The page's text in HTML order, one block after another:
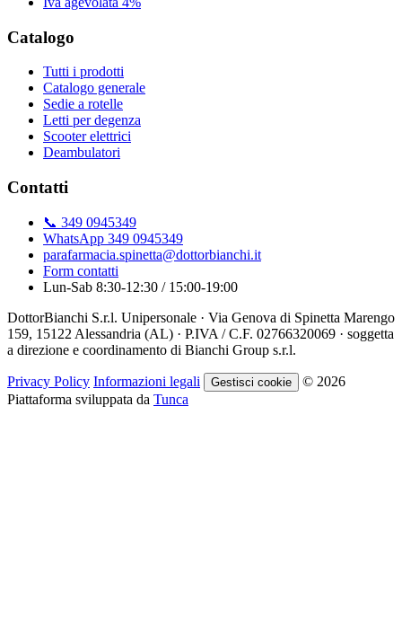
Catalogo
Tutti i prodotti
Catalogo generale
Sedie a rotelle
Letti per degenza
Scooter elettrici
Deambulatori
Contatti
📞 349 0945349
WhatsApp 349 0945349
parafarmacia.spinetta@dottorbianchi.it
Form contatti
Lun-Sab 8:30-12:30 / 15:00-19:00
DottorBianchi S.r.l. Unipersonale · Via Genova di Spinetta Marengo
159, 15122 Alessandria (AL) · P.IVA / C.F. 02766320069 · soggetta
a direzione e coordinamento di Bianchi Group s.r.l.
Privacy Policy Informazioni legali Gestisci cookie
© 2026
Piattaforma sviluppata da Tunca